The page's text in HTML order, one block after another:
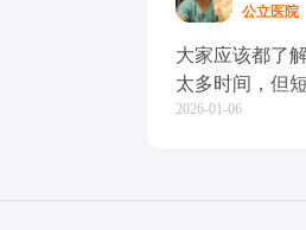
的损伤。 所以
降低风险的想
小红薯）预约
公立医院
大家应该都了
太多时间，但
下来花费也不
当当“扎根”，
高。 当然了
2026-01-06